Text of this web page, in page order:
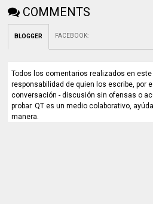
COMMENTS
BLOGGER FACEBOOK:
Todos los comentarios realizados en
responsabilidad de quien los escribe, por
conversación - discusión sin ofensas o
probar. QT es un medio colaborativo,
manera.